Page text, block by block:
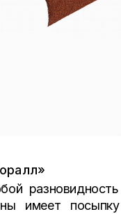
имеет посыпку